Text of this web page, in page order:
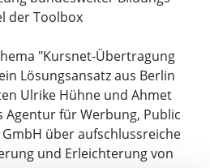
der Toolbox
"Kursnet-Übertragung
Lösungsansatz aus Berlin
Ulrike Hühne und Ahmet
Agentur für Werbung, Public
über aufschlussreiche
und Erleichterung von